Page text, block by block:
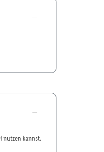
nutzen kannst.